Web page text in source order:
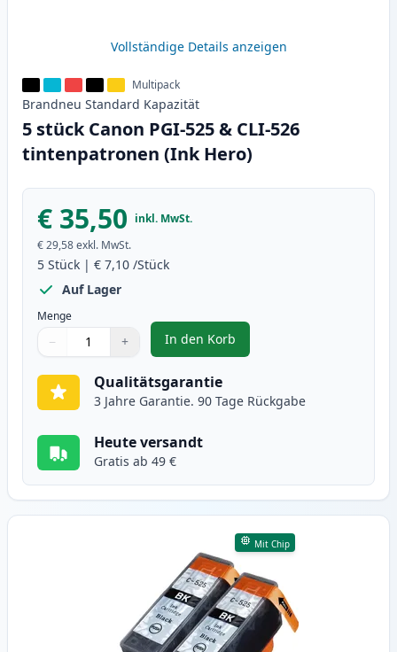
Vollständige Details anzeigen
Multipack
Brandneu Standard Kapazität
5 stück Canon PGI-525 & CLI-526
tintenpatronen (Ink Hero)
€ 35,50 inkl. MwSt.
€ 29,58exkl. MwSt.
5 Stück | € 7,10 /Stück
Auf Lager
Menge
Verwenden Sie die Tasten, um anzupassen
− +
1
In den Korb
, 5 stück Canon PGI-525 & CLI-
Qualitätsgarantie
3 Jahre Garantie. 90 Tage Rückgabe
Heute versandt
Gratis ab 49 €
Mit Chip